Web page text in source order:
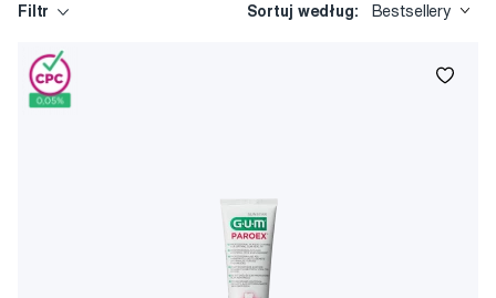
a to przede wszystkim nić stomatologiczna i szczoteczka
płukanki do ust, idealne do używania również w ciągu dnia – na
przykład w pracy. Jeśli poszukujesz skutecznej pasty przeciw
paradontozie bez chemii, potem na podstawie badań bardzo
Filtr Sortuj według: Bestsellery